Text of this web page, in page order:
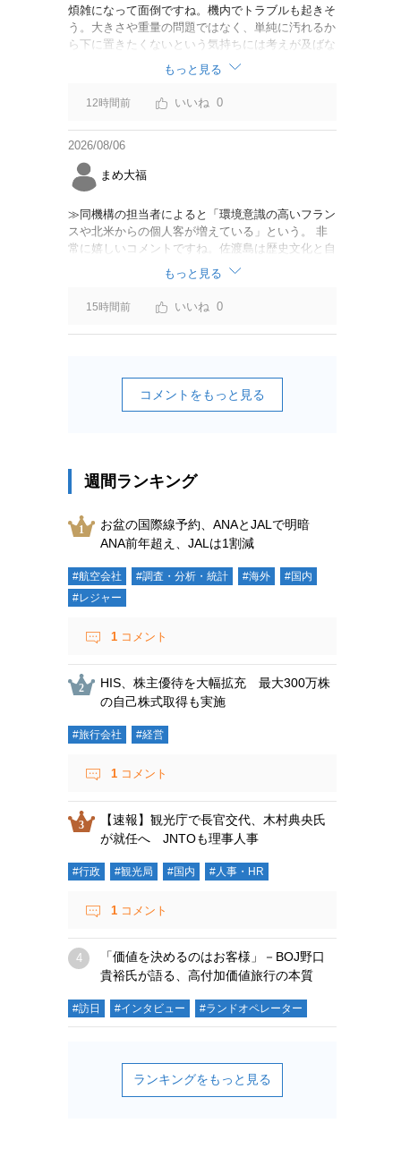
煩雑になって面倒ですね。機内でトラブルも起きそ
う。大きさや重量の問題ではなく、単純に汚れるか
ら下に置きたくないという気持ちには考えが及ばな
かったのでしょうかね。いっそ、荷物棚を撤去した
座席を作って、座席指定も荷物も含んだプランとす
べて無しで格安プランで分けてもらった方がシンプ
ルで分かりやすいかも。どんどん料金が細分化され
て面倒です。
もっと見る
12時間前 0
2026/08/06
まめ大福
≫同機構の担当者によると「環境意識の高いフラン
スや北米からの個人客が増えている」という。 非
常に嬉しいコメントですね。佐渡島は歴史文化と自
然が相まっての土地となっているので、個人的には
環境意識の低い人は来ないでほしいです。「金がと
れるんじゃないか」と勝手に穴掘ったりしそうな国
の人は来ないでほしいですね。
もっと見る
15時間前 0
コメントをもっと見る
週間ランキング
お盆の国際線予約、ANAとJALで明暗
ANA前年超え、JALは1割減
#航空会社 #調査・分析・統計 #海外
#国内
#レジャー
1 コメント
HIS、株主優待を大幅拡充 最大300万株
の自己株式取得も実施
#旅行会社 #経営
1 コメント
【速報】観光庁で長官交代、木村典央氏
が就任へ JNTOも理事人事
#行政 #観光局 #国内 #人事・HR
1 コメント
「価値を決めるのはお客様」－BOJ野口
貴裕氏が語る、高付加価値旅行の本質
#訪日 #インタビュー #ランドオペレーター